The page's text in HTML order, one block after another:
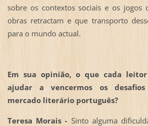
sobre os contextos sociais e os jogos
obras retractam e que transporto
para o mundo actual.
Em sua opinião, o que cada
ajudar a vencermos os
mercado literário português?
Teresa Morais - Sinto alguma